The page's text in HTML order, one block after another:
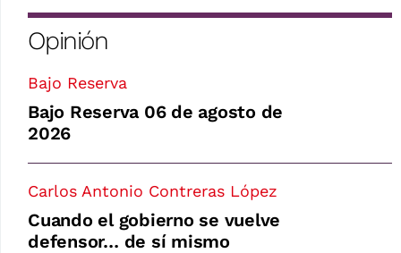
Opinión
Bajo Reserva
Bajo Reserva 06 de agosto de
2026
Carlos Antonio Contreras López
Cuando el gobierno se vuelve
defensor… de sí mismo